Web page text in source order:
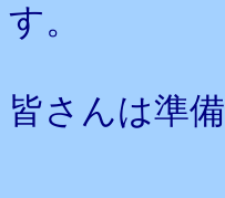
す。
皆さんは準